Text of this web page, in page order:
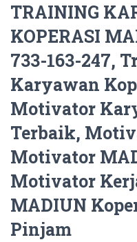
TRAINING
KOPERASI
733-163-247,
Karyawan
Motivator
Terbaik,
Motivator
Motivator
MADIUN
Pinjam